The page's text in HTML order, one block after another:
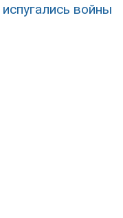
войны